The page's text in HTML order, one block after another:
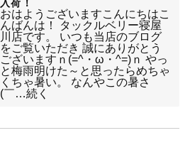
入荷！
おはようございますこんにちはこ
んばんは！ タックルベリー寝屋
川店です。 いつも当店のブログ
をご覧いただき 誠にありがとう
ございますｎ(=^・ω・^=)ｎ やっ
と梅雨明けた～と思ったらめちゃ
くちゃ暑い。 なんやこの暑さ
(￣…続く